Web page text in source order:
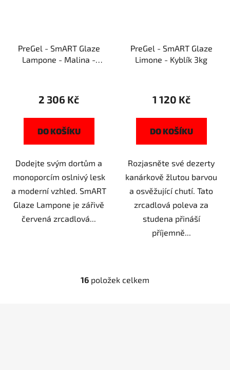
PreGel - SmART Glaze
Lampone - Malina -
2 306 Kč
DO KOŠÍKU
Dodejte svým dortům a
monoporcím oslnivý lesk
a moderní vzhled. SmART
Glaze Lampone je zářivě
červená zrcadlová...
PreGel - SmART Glaze
Limone - Kyblík 3kg
1 120 Kč
DO KOŠÍKU
Rozjasněte své dezerty
kanárkově žlutou barvou
a osvěžující chutí. Tato
zrcadlová poleva za
studena přináší
příjemně...
O
16 položek celkem